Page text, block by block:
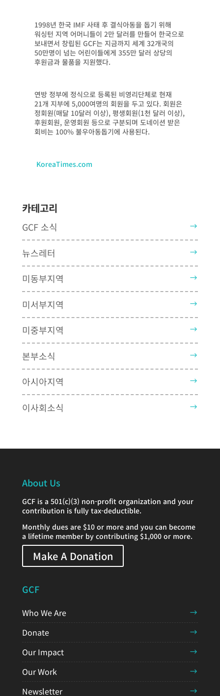
1998년 한국 IMF 사태 후 결식아동을 돕기 위해
워싱턴 지역 어머니들이 2만 달러를 만들어 한국으로
보내면서 창립된 GCF는 지금까지 세계 32개국의
50만명이 넘는 어린이들에게 355만 달러 상당의
후원금과 물품을 지원했다.
연방 정부에 정식으로 등록된 비영리단체로 현재
21개 지부에 5,000여명의 회원을 두고 있다. 회원은
정회원(매달 10달러 이상), 평생회원(1천 달러 이상),
후원회원, 운영회원 등으로 구분되며 도네이션 받은
회비는 100% 불우아동돕기에 사용된다.
KoreaTimes.com
카테고리
GCF 소식
뉴스레터
미동부지역
미서부지역
미중부지역
본부소식
아시아지역
이사회소식
About Us
GCF is a 501(c)(3) non-profit organization and your
contribution is fully tax-deductible.
Monthly dues are $10 or more and you can become
a lifetime member by contributing $1,000 or more.
Make A Donation
GCF
Who We Are
Donate
Our Impact
Our Work
Newsletter